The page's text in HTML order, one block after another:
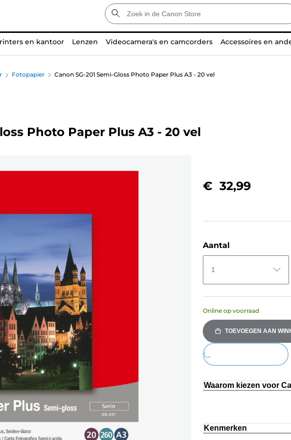
en kantoor Lenzen Videocamera's en camcorders Accessoires en
Fotopapier Canon SG-201 Semi-Gloss Photo Paper Plus A3 - 20 vel
Photo Paper Plus A3 - 20 vel
€ 32,99
Aantal
1
Online op voorraad
TOEVOEGEN AAN
Loading...
Waarom kiezen voor
Kenmerken